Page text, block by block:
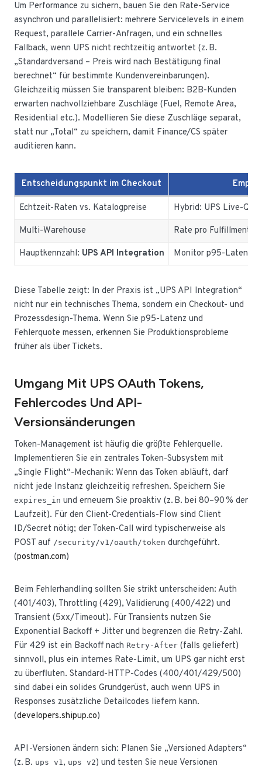
Um Performance zu sichern, bauen Sie den Rate-Service
asynchron und parallelisiert: mehrere Servicelevels in einem
Request, parallele Carrier-Anfragen, und ein schnelles
Fallback, wenn UPS nicht rechtzeitig antwortet (z. B.
„Standardversand – Preis wird nach Bestätigung final
berechnet“ für bestimmte Kundenvereinbarungen).
Gleichzeitig müssen Sie transparent bleiben: B2B-Kunden
erwarten nachvollziehbare Zuschläge (Fuel, Remote Area,
Residential etc.). Modellieren Sie diese Zuschläge separat,
statt nur „Total“ zu speichern, damit Finance/CS später
auditieren kann.
Entscheidungspunkt im Checkout
Echtzeit-Raten vs. Katalogpreise Hybrid: UPS Live-
Multi-Warehouse Rate pro Fulfillment-
Hauptkennzahl: UPS API Integration Monitor p95-Latenz +
Diese Tabelle zeigt: In der Praxis ist „UPS API Integration“
nicht nur ein technisches Thema, sondern ein Checkout- und
Prozessdesign-Thema. Wenn Sie p95-Latenz und
Fehlerquote messen, erkennen Sie Produktionsprobleme
früher als über Tickets.
Umgang Mit UPS OAuth Tokens,
Fehlercodes Und API-
Versionsänderungen
Token-Management ist häufig die größte Fehlerquelle.
Implementieren Sie ein zentrales Token-Subsystem mit
„Single Flight“-Mechanik: Wenn das Token abläuft, darf
nicht jede Instanz gleichzeitig refreshen. Speichern Sie
expires_in und erneuern Sie proaktiv (z. B. bei 80–90 % der
Laufzeit). Für den Client-Credentials-Flow sind Client
ID/Secret nötig; der Token-Call wird typischerweise als
POST auf /security/v1/oauth/token durchgeführt.
(postman.com)
Beim Fehlerhandling sollten Sie strikt unterscheiden: Auth
(401/403), Throttling (429), Validierung (400/422) und
Transient (5xx/Timeout). Für Transients nutzen Sie
Exponential Backoff + Jitter und begrenzen die Retry-Zahl.
Für 429 ist ein Backoff nach Retry-After (falls geliefert)
sinnvoll, plus ein internes Rate-Limit, um UPS gar nicht erst
zu überfluten. Standard-HTTP-Codes (400/401/429/500)
sind dabei ein solides Grundgerüst, auch wenn UPS in
Responses zusätzliche Detailcodes liefern kann.
(developers.shipup.co)
API-Versionen ändern sich: Planen Sie „Versioned Adapters“
(z. B. ups_v1, ups_v2) und testen Sie neue Versionen